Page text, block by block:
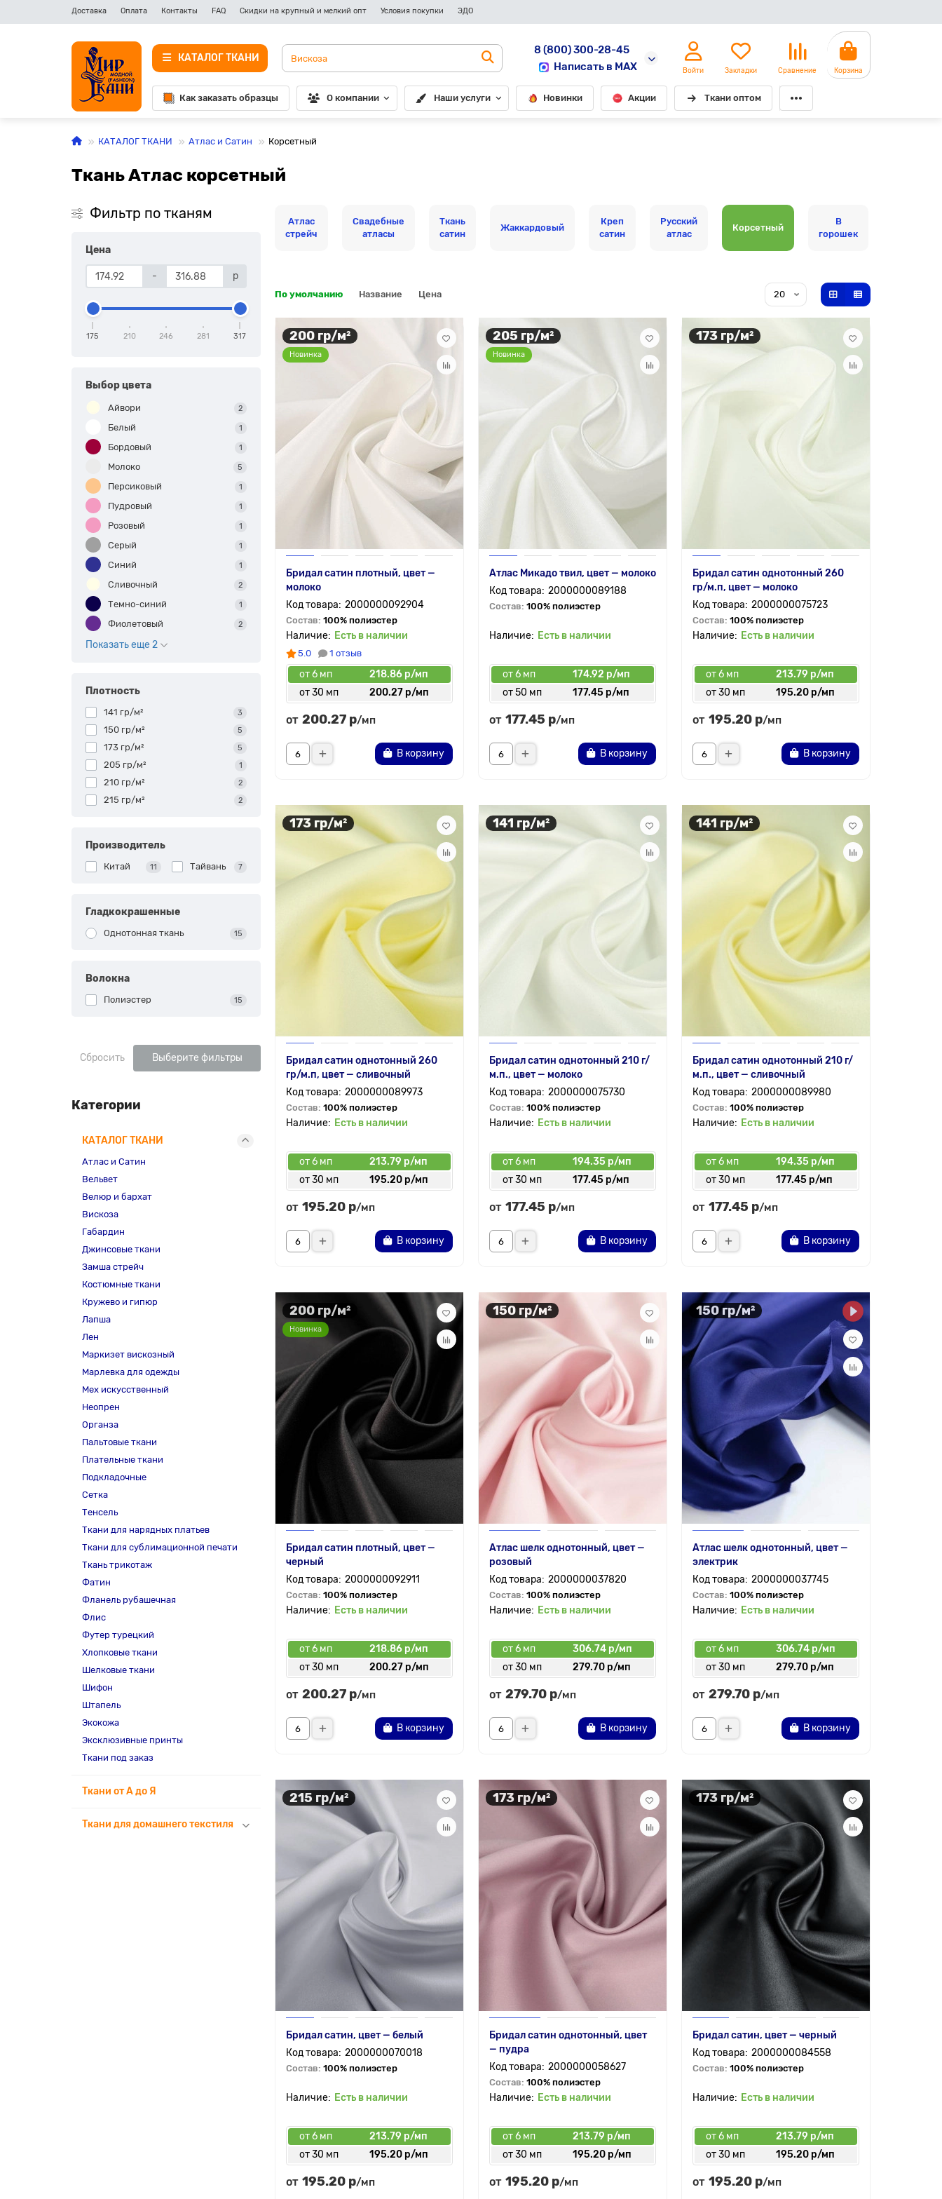
Доставка Оплата Контакты FAQ Скидки на крупный и мелкий опт Условия покупки ЭДО
КАТАЛОГ ТКАНИ
8 (800) 300-28-45
Написать в MAX
Войти Закладки Сравнение Корзина
Как заказать образцы О компании Наши услуги Новинки Акции Ткани оптом
КАТАЛОГ ТКАНИ Атлас и Сатин Корсетный
Ткань Атлас корсетный
Фильтр по тканям
Цена
- р
175 210 246 281 317
Выбор цвета
Айвори 2
Белый 1
Бордовый 1
Молоко 5
Персиковый 1
Пудровый 1
Розовый 1
Серый 1
Синий 1
Сливочный 2
Темно-синий 1
Фиолетовый 2
Показать еще 2
Плотность
141 гр/м² 3
150 гр/м² 5
173 гр/м² 5
205 гр/м² 1
210 гр/м² 2
215 гр/м² 2
Производитель
Китай 11 Тайвань 7
Гладкокрашенные
Однотонная ткань 15
Волокна
Полиэстер 15
Сбросить Выберите фильтры
Категории
КАТАЛОГ ТКАНИ
Атлас и Сатин
Вельвет
Велюр и бархат
Вискоза
Габардин
Джинсовые ткани
Замша стрейч
Костюмные ткани
Кружево и гипюр
Лапша
Лен
Маркизет вискозный
Марлевка для одежды
Мех искусственный
Неопрен
Органза
Пальтовые ткани
Плательные ткани
Подкладочные
Сетка
Тенсель
Ткани для нарядных платьев
Ткани для сублимационной печати
Ткань трикотаж
Фатин
Фланель рубашечная
Флис
Футер турецкий
Хлопковые ткани
Шелковые ткани
Шифон
Штапель
Экокожа
Эксклюзивные принты
Ткани под заказ
Ткани от А до Я
Ткани для домашнего текстиля
Атлас
стрейч
Свадебные
атласы
Ткань
сатин
Жаккардовый
Креп
сатин
Русский
атлас
Корсетный
В
горошек
По умолчанию Название Цена
200 гр/м²
Новинка
Бридал сатин плотный, цвет —
молоко
2000000092904
Состав: 100% полиэстер
Есть в наличии
5.0 1 отзыв
от 6 мп
218.86 р/мп
от 30 мп
200.27 р/мп
от 200.27 р/мп
В корзину
205 гр/м²
Новинка
Атлас Микадо твил, цвет — молоко
2000000089188
Состав: 100% полиэстер
Есть в наличии
от 6 мп
174.92 р/мп
от 50 мп
177.45 р/мп
от 177.45 р/мп
В корзину
173 гр/м²
Бридал сатин однотонный 260
гр/м.п, цвет — молоко
2000000075723
Состав: 100% полиэстер
Есть в наличии
от 6 мп
213.79 р/мп
от 30 мп
195.20 р/мп
от 195.20 р/мп
В корзину
173 гр/м²
Бридал сатин однотонный 260
гр/м.п, цвет — сливочный
2000000089973
Состав: 100% полиэстер
Есть в наличии
от 6 мп
213.79 р/мп
от 30 мп
195.20 р/мп
от 195.20 р/мп
В корзину
141 гр/м²
Бридал сатин однотонный 210 г/
м.п., цвет — молоко
2000000075730
Состав: 100% полиэстер
Есть в наличии
от 6 мп
194.35 р/мп
от 30 мп
177.45 р/мп
от 177.45 р/мп
В корзину
141 гр/м²
Бридал сатин однотонный 210 г/
м.п., цвет — сливочный
2000000089980
Состав: 100% полиэстер
Есть в наличии
от 6 мп
194.35 р/мп
от 30 мп
177.45 р/мп
от 177.45 р/мп
В корзину
200 гр/м²
Новинка
Бридал сатин плотный, цвет —
черный
2000000092911
Состав: 100% полиэстер
Есть в наличии
от 6 мп
218.86 р/мп
от 30 мп
200.27 р/мп
от 200.27 р/мп
В корзину
150 гр/м²
Атлас шелк однотонный, цвет —
розовый
2000000037820
Состав: 100% полиэстер
Есть в наличии
от 6 мп
306.74 р/мп
от 30 мп
279.70 р/мп
от 279.70 р/мп
В корзину
150 гр/м²
Атлас шелк однотонный, цвет —
электрик
2000000037745
Состав: 100% полиэстер
Есть в наличии
от 6 мп
306.74 р/мп
от 30 мп
279.70 р/мп
от 279.70 р/мп
В корзину
215 гр/м²
Бридал сатин, цвет — белый
2000000070018
Состав: 100% полиэстер
Есть в наличии
от 6 мп
213.79 р/мп
от 30 мп
195.20 р/мп
от 195.20 р/мп
173 гр/м²
Бридал сатин однотонный, цвет
— пудра
2000000058627
Состав: 100% полиэстер
Есть в наличии
от 6 мп
213.79 р/мп
от 30 мп
195.20 р/мп
от 195.20 р/мп
173 гр/м²
Бридал сатин, цвет — черный
2000000084558
Состав: 100% полиэстер
Есть в наличии
от 6 мп
213.79 р/мп
от 30 мп
195.20 р/мп
от 195.20 р/мп